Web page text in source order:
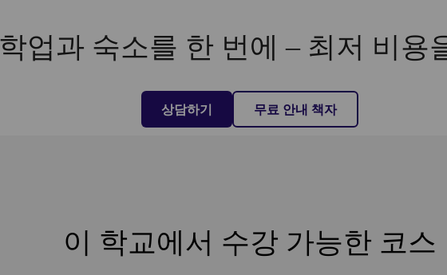
업과 숙소를 한 번에 – 최저 비용
상담하기 무료 안내 책자
이 학교에서 수강 가능한 코스